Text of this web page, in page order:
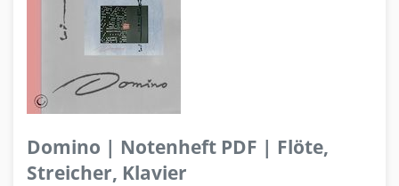
Domino | Notenheft PDF | Flöte,
Streicher, Klavier